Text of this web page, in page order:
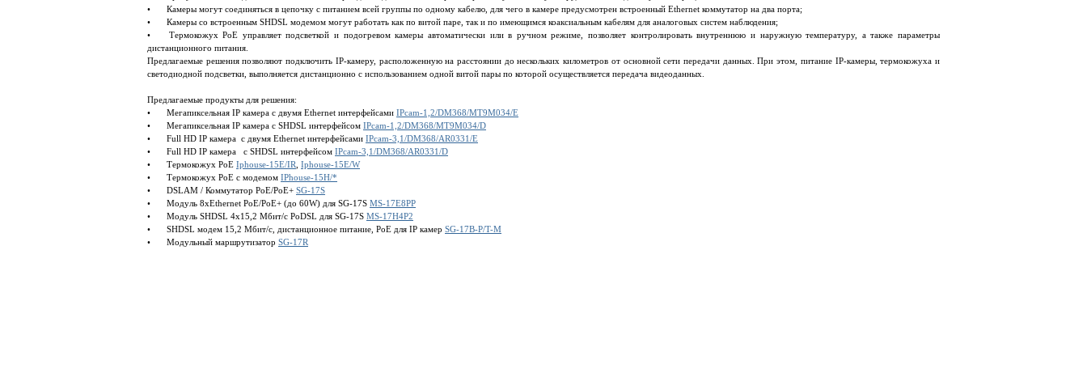
•
Камеры могут соединяться в цепочку с питанием всей группы по одному кабелю, для чего в камере предусмотрен встроенный Ethernet коммутатор на два порта;
•
Камеры со встроенным SHDSL модемом могут работать как по витой паре, так и по имеющимся коаксиальным кабелям для аналоговых систем наблюдения;
•
Термокожух PoE управляет подсветкой и подогревом камеры автоматически или в ручном режиме, позволяет контролировать внутреннюю и наружную температуру, а также параметры
дистанционного питания.
Предлагаемые решения позволяют подключить IP-камеру, расположенную на расстоянии до нескольких километров от основной сети передачи данных. При этом, питание IP-камеры, термокожуха и
светодиодной подсветки, выполняется дистанционно с использованием одной витой пары по которой осуществляется передача видеоданных.
Предлагаемые продукты для решения:
•
Мегапиксельная IP камера с двумя Ethernet интерфейсами IPcam-1,2/DM368/MT9M034/E
•
Мегапиксельная IP камера с SHDSL интерфейсом IPcam-1,2/DM368/MT9M034/D
•
Full HD IP камера с двумя Ethernet интерфейсами IPcam-3,1/DM368/AR0331/E
•
Full HD IP камера с SHDSL интерфейсом IPcam-3,1/DM368/AR0331/D
•
Термокожух PoE Iphouse-15E/IR
Iphouse-15E/W
•
Термокожух PoE с модемом IPhouse-15H/*
•
DSLAM / Коммутатор PoE/PoE+ SG-17S
•
Модуль 8xEthernet PoE/PoE+ (до 60W) для SG-17S MS-17E8PP
•
Модуль SHDSL 4x15,2 Мбит/c PoDSL для SG-17S MS-17H4P2
•
SHDSL модем 15,2 Мбит/c, дистанционное питание, PoE для IP камер SG-17B-P/T-M
•
Модульный маршрутизатор SG-17R